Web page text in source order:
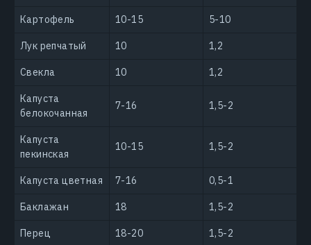
Картофель 10-15 5-10
Лук репчатый 10 1,2
Свекла 10 1,2
Капуста
белокочанная
7-16 1,5-2
Капуста
пекинская
10-15 1,5-2
Капуста цветная 7-16 0,5-1
Баклажан 18 1,5-2
Перец 18-20 1,5-2